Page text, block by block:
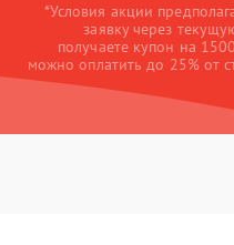
*Условия акции
заявку через
получаете купон на
можно оплатить до 25% от